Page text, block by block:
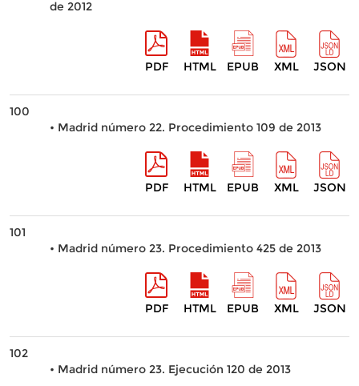
de 2012
PDF HTML EPUB XML JSON
100
• Madrid número 22. Procedimiento 109 de 2013
PDF HTML EPUB XML JSON
101
• Madrid número 23. Procedimiento 425 de 2013
PDF HTML EPUB XML JSON
102
• Madrid número 23. Ejecución 120 de 2013